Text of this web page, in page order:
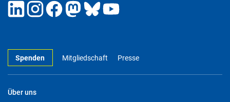
Spenden Mitgliedschaft Presse
Über uns